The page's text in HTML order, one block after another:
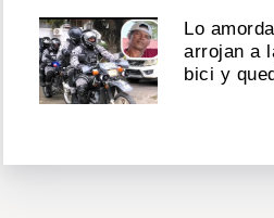
Lo
arrojan a
bici y